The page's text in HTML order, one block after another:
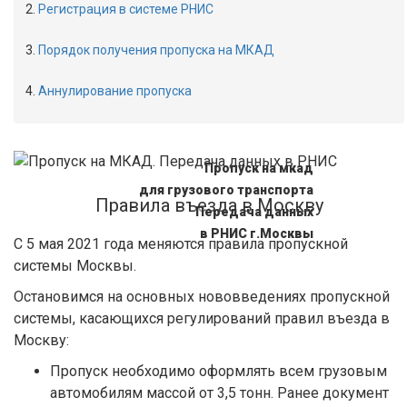
Регистрация в системе РНИС
Порядок получения пропуска на МКАД
Аннулирование пропуска
Пропуск на мкад
для грузового транспорта
Передача данных
в РНИС г.Москвы
Правила въезда в Москву
С 5 мая 2021 года меняются правила пропускной
системы Москвы.
Остановимся на основных нововведениях пропускной
системы, касающихся регулирований правил въезда в
Москву:
Пропуск необходимо оформлять всем грузовым
автомобилям массой от 3,5 тонн. Ранее документ